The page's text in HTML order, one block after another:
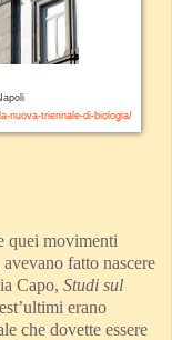
nuova-triennale-di-biologia/
quei movimenti
fatto nascere
Capo, Studi sul
erano
che dovette essere